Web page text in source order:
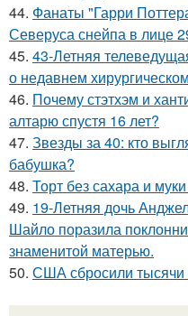
44. Фанаты "Гарри
Северуса снейпа в лице
45. 43-Летняя
о недавнем
46. Почему стэтхэм и
алтарю спустя 16 лет?
47. Звезды за 40: кто
бабушка?
48. Торт без сахара и
49. 19-Летняя дочь
Шайло поразила
знаменитой матерью.
50. США сбросили тысячи